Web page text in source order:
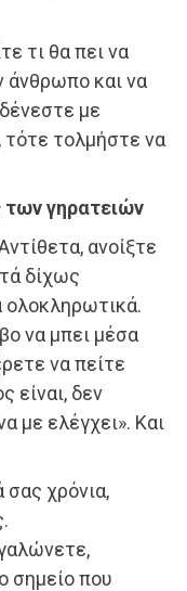
τι θα πει να
άνθρωπο και να
με
τότε τολμήστε να
γηρατειών
ανοίξτε
δίχως
ολοκληρωτικά.
να μπει μέσα
να πείτε
είναι, δεν
με ελέγχει». Και
σας χρόνια,
σημείο που